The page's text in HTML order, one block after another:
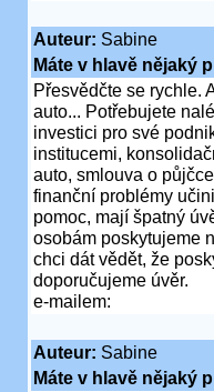
Auteur: Sabine
Máte v hlavě nějaký
Přesvědčte se rychle.
auto... Potřebujete
investici pro své
institucemi,
auto, smlouva o
finanční problémy
pomoc, mají špatný
osobám poskytujeme
chci dát vědět, že
doporučujeme úvěr.
e-mailem:
Auteur: Sabine
Máte v hlavě nějaký